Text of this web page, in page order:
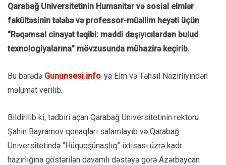
Qarabağ Universitetinin Humanitar və sosial elmlər
fakültəsinin tələbə və professor-müəllim heyəti üçün
“Rəqəmsal cinayət təqibi: maddi daşıyıcılardan bulud
texnologiyalarına” mövzusunda mühazirə keçirib.
Bu barədə Gununsesi.info-ya Elm və Təhsil Nazirliyindən
məlumat verilib.
Bildirilib ki, tədbiri açan Qarabağ Universitetinin rektoru
Şahin Bayramov qonaqları salamlayıb və Qarabağ
Universitetində “Hüquqşünaslıq” ixtisası üzrə kadr
hazırlığına göstərilən davamlı dəstəyə görə Azərbaycan